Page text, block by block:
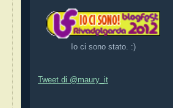
Io ci sono stato. :)
Tweet di @maury_it